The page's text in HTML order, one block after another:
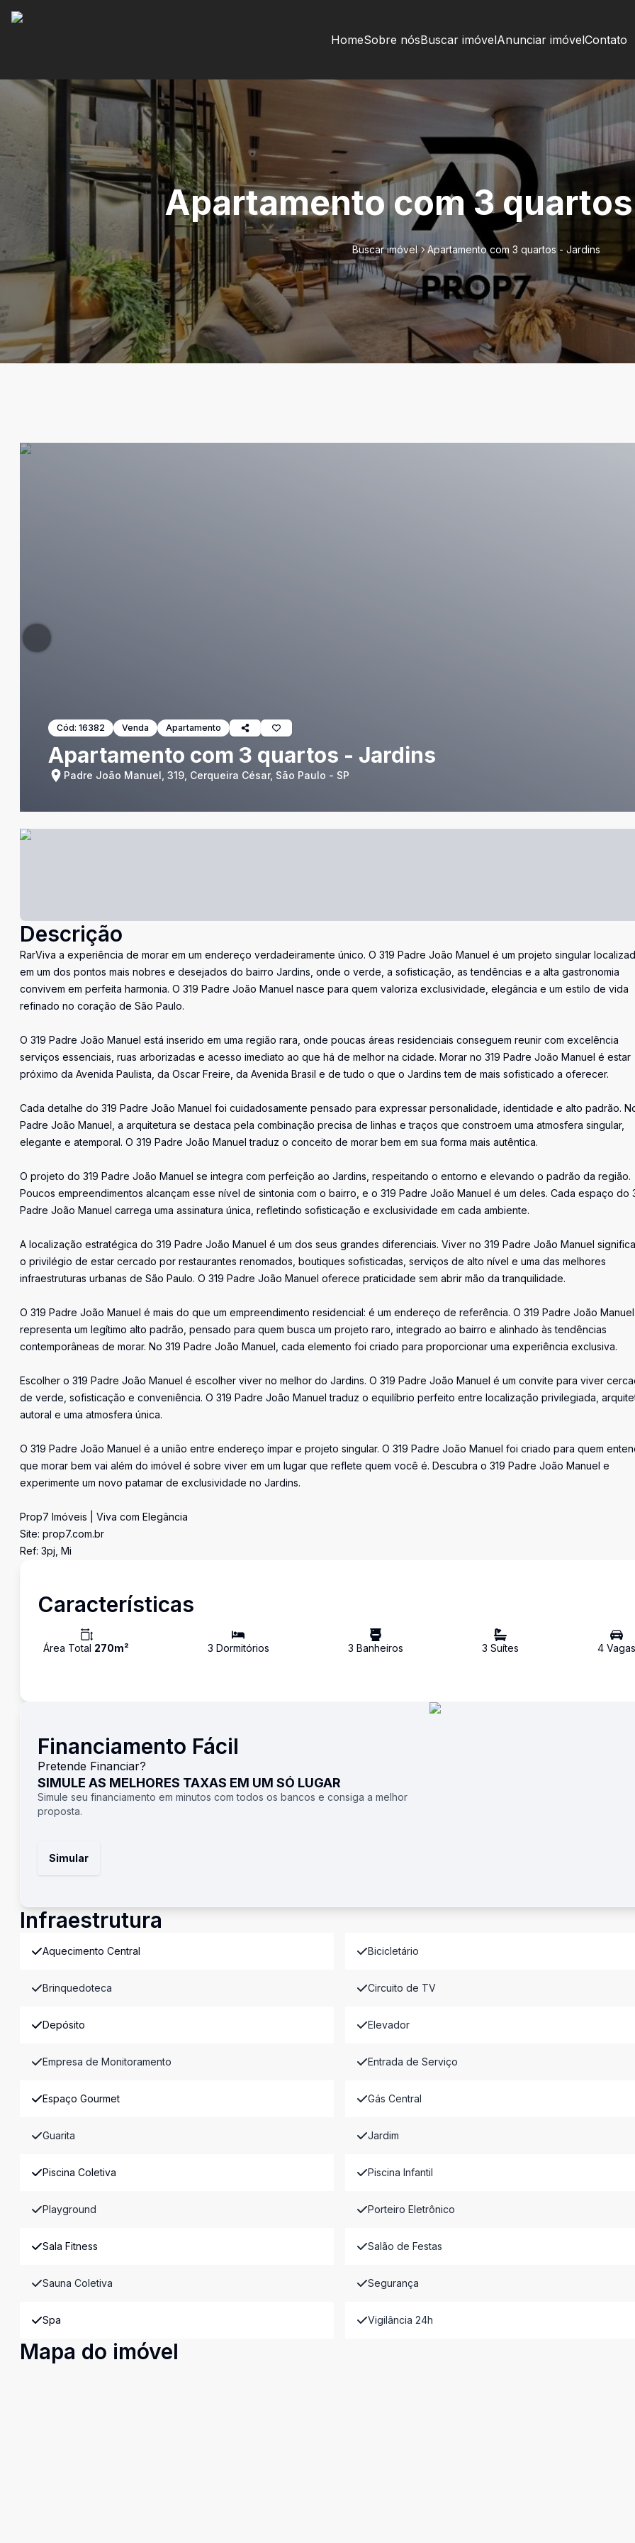
HomeSobre nósBuscar imóvelAnunciar imóvelContato
Apartamento com 3
Buscar imóvel Apartamento com 3 quartos - Jardins
Cód: 16382 Venda Apartamento
Apartamento com 3 quartos - Jardins
Padre João Manuel, 319, Cerqueira César, São Paulo - SP
Descrição
RarViva a experiência de morar em um endereço verdadeiramente único. O 319 Padre João Manuel é um projeto singular
em um dos pontos mais nobres e desejados do bairro Jardins, onde o verde, a sofisticação, as tendências e a alta gastronomia
convivem em perfeita harmonia. O 319 Padre João Manuel nasce para quem valoriza exclusividade, elegância e um estilo de vida
refinado no coração de São Paulo.
O 319 Padre João Manuel está inserido em uma região rara, onde poucas áreas residenciais conseguem reunir com excelência
serviços essenciais, ruas arborizadas e acesso imediato ao que há de melhor na cidade. Morar no 319 Padre João Manuel é estar
próximo da Avenida Paulista, da Oscar Freire, da Avenida Brasil e de tudo o que o Jardins tem de mais sofisticado a oferecer.
Cada detalhe do 319 Padre João Manuel foi cuidadosamente pensado para expressar personalidade, identidade e alto padrão.
Padre João Manuel, a arquitetura se destaca pela combinação precisa de linhas e traços que constroem uma atmosfera singular,
elegante e atemporal. O 319 Padre João Manuel traduz o conceito de morar bem em sua forma mais autêntica.
O projeto do 319 Padre João Manuel se integra com perfeição ao Jardins, respeitando o entorno e elevando o padrão da região.
Poucos empreendimentos alcançam esse nível de sintonia com o bairro, e o 319 Padre João Manuel é um deles. Cada espaço do
Padre João Manuel carrega uma assinatura única, refletindo sofisticação e exclusividade em cada ambiente.
A localização estratégica do 319 Padre João Manuel é um dos seus grandes diferenciais. Viver no 319 Padre João Manuel
o privilégio de estar cercado por restaurantes renomados, boutiques sofisticadas, serviços de alto nível e uma das melhores
infraestruturas urbanas de São Paulo. O 319 Padre João Manuel oferece praticidade sem abrir mão da tranquilidade.
O 319 Padre João Manuel é mais do que um empreendimento residencial: é um endereço de referência. O 319 Padre João Manuel
representa um legítimo alto padrão, pensado para quem busca um projeto raro, integrado ao bairro e alinhado às tendências
contemporâneas de morar. No 319 Padre João Manuel, cada elemento foi criado para proporcionar uma experiência exclusiva.
Escolher o 319 Padre João Manuel é escolher viver no melhor do Jardins. O 319 Padre João Manuel é um convite para viver
de verde, sofisticação e conveniência. O 319 Padre João Manuel traduz o equilíbrio perfeito entre localização privilegiada,
autoral e uma atmosfera única.
O 319 Padre João Manuel é a união entre endereço ímpar e projeto singular. O 319 Padre João Manuel foi criado para quem
que morar bem vai além do imóvel é sobre viver em um lugar que reflete quem você é. Descubra o 319 Padre João Manuel e
experimente um novo patamar de exclusividade no Jardins.
Prop7 Imóveis | Viva com Elegância
Site: prop7.com.br
Ref: 3pj, Mi
Características
Área Total 270m² 3 Dormitórios 3 Banheiros 3 Suítes 4Vagas
Financiamento Fácil
Pretende Financiar?
SIMULE AS MELHORES TAXAS EM UM SÓ LUGAR
Simule seu financiamento em minutos com todos os bancos e consiga a melhor
proposta.
Simular
Infraestrutura
Aquecimento Central Bicicletário
Brinquedoteca Circuito de TV
Depósito Elevador
Empresa de Monitoramento Entrada de Serviço
Espaço Gourmet Gás Central
Guarita Jardim
Piscina Coletiva Piscina Infantil
Playground Porteiro Eletrônico
Sala Fitness Salão de Festas
Sauna Coletiva Segurança
Spa Vigilância 24h
Mapa do imóvel